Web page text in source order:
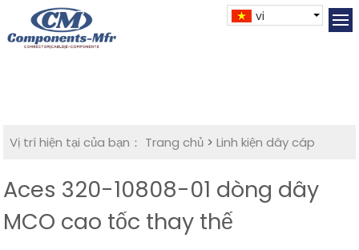
vi
Vị trí hiện tại của bạn： Trang chủ >Linh kiện dây cáp
Aces 320-10808-01 dòng dây
MCO cao tốc thay thế